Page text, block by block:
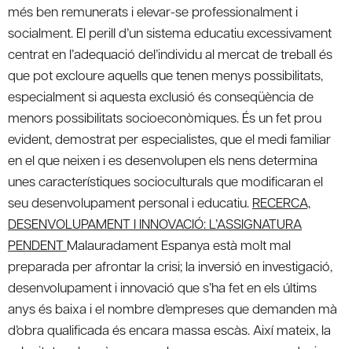
més ben remunerats i elevar-se professionalment i
socialment. El perill d’un sistema educatiu excessivament
centrat en l’adequació del’individu al mercat de treball és
que pot excloure aquells que tenen menys possibilitats,
especialment si aquesta exclusió és conseqüència de
menors possibilitats socioeconòmiques. És un fet prou
evident, demostrat per especialistes, que el medi familiar
en el que neixen i es desenvolupen els nens determina
unes característiques socioculturals que modificaran el
seu desenvolupament personal i educatiu. RECERCA,
DESENVOLUPAMENT I INNOVACIÓ: L’ASSIGNATURA
PENDENT Malauradament Espanya està molt mal
preparada per afrontar la crisi; la inversió en investigació,
desenvolupament i innovació que s’ha fet en els últims
anys és baixa i el nombre d’empreses que demanden mà
d’obra qualificada és encara massa escàs. Així mateix, la